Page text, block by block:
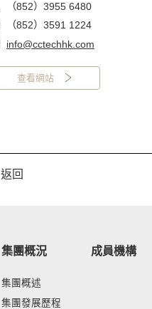
（852）3955 6480
（852）3591 1224
info@cctechhk.com
查看網站
返回
集團概況
集團概述
集團發展歷程
成員機構